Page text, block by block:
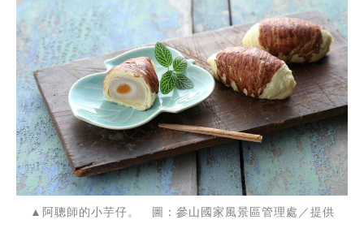
▲阿聰師的小芋仔。 圖：參山國家風景區管理處／提供